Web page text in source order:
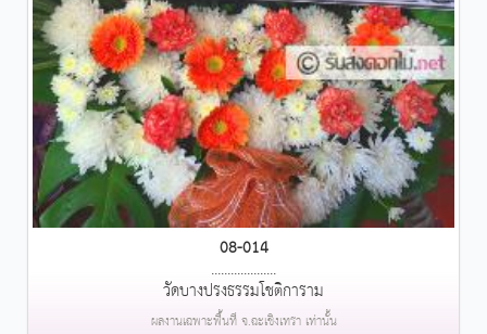
08-014
....................
วัดบางปรงธรรมโชติการาม
ผลงานเฉพาะพื้นที่ จ.ฉะเชิงเทรา เท่านั้น